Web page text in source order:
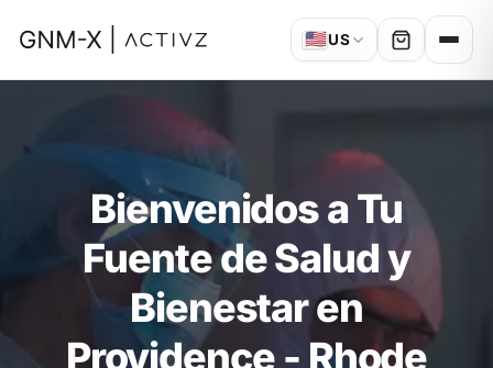
🇺🇸US
Bienvenidos a Tu
Fuente de Salud y
Bienestar en
Providence - Rhode